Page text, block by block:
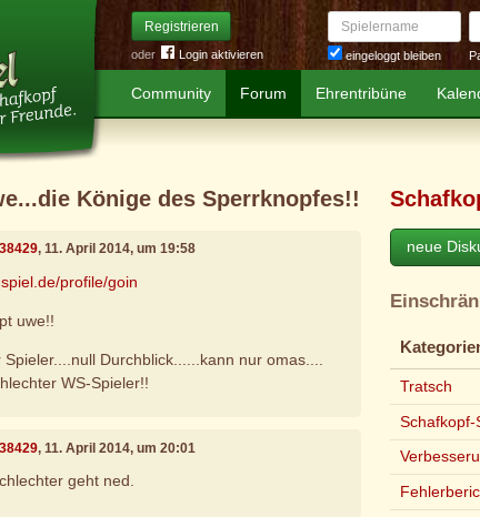
Registrieren
oder Login aktivieren
Spielername
eingeloggt bleiben
Community Forum Ehrentribüne
Könige des Sperrknopfes!!
, 11. April 2014, um 19:58
profile/goin
uwe!!
Durchblick......kann nur omas....
WS-Spieler!!
, 11. April 2014, um 20:01
geht ned.
neue
Tratsch
Schafkopf-